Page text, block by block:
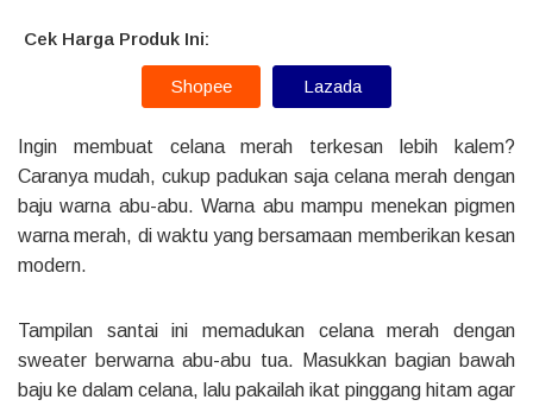
Cek Harga Produk Ini:
Shopee Lazada
Ingin membuat celana merah terkesan lebih kalem?
Caranya mudah, cukup padukan saja celana merah dengan
baju warna abu-abu. Warna abu mampu menekan pigmen
warna merah, di waktu yang bersamaan memberikan kesan
modern.
Tampilan santai ini memadukan celana merah dengan
sweater berwarna abu-abu tua. Masukkan bagian bawah
baju ke dalam celana, lalu pakailah ikat pinggang hitam agar